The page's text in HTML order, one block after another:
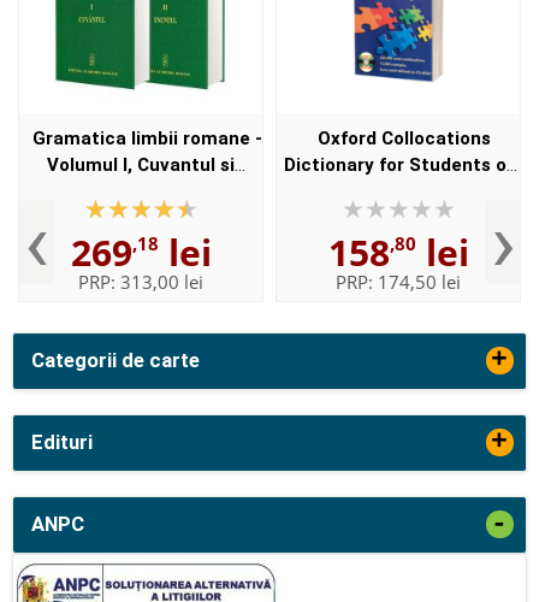
Categorii de carte +
Edituri +
ANPC -
‹
Gramatica limbii romane -
Volumul I, Cuvantul si
Elaborata sub egida
Institutului de
Lingvistica,,...
269,18 lei
PRP: 313,00 lei
Oxford Collocations
Dictionary for Students of
students of English -
Format, Paperback
158,80 lei
PRP: 174,50 lei ›